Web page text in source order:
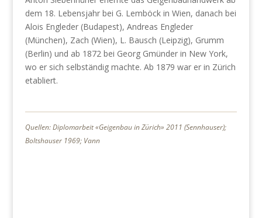
dem 18. Lebensjahr bei G. Lemböck in Wien, danach bei
Alois Engleder (Budapest), Andreas Engleder
(München), Zach (Wien), L. Bausch (Leipzig), Grumm
(Berlin) und ab 1872 bei Georg Gmünder in New York,
wo er sich selbständig machte. Ab 1879 war er in Zürich
etabliert.
Quellen: Diplomarbeit «Geigenbau in Zürich» 2011 (Sennhauser);
Boltshauser 1969; Vann